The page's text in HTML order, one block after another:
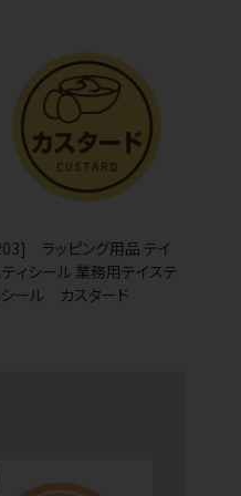
ラッピング用品 テイ
ティシール 業務用テイステ
シール カスタード